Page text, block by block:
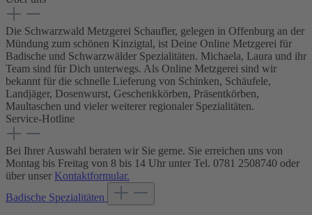
Die Schwarzwald Metzgerei Schaufler, gelegen in Offenburg an der
Mündung zum schönen Kinzigtal, ist Deine Online Metzgerei für
Badische und Schwarzwälder Spezialitäten. Michaela, Laura und ihr
Team sind für Dich unterwegs. Als Online Metzgerei sind wir
bekannt für die schnelle Lieferung von Schinken, Schäufele,
Landjäger, Dosenwurst, Geschenkkörben, Präsentkörben,
Maultaschen und vieler weiterer regionaler Spezialitäten.
Service-Hotline
Bei Ihrer Auswahl beraten wir Sie gerne. Sie erreichen uns von
Montag bis Freitag von 8 bis 14 Uhr unter Tel. 0781 2508740 oder
über unser Kontaktformular.
Badische Spezialitäten